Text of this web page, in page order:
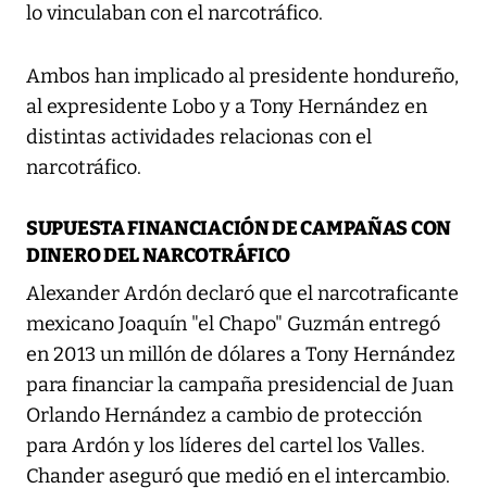
lo vinculaban con el narcotráfico.
Ambos han implicado al presidente hondureño,
al expresidente Lobo y a Tony Hernández en
distintas actividades relacionas con el
narcotráfico.
SUPUESTA FINANCIACIÓN DE CAMPAÑAS CON
DINERO DEL NARCOTRÁFICO
Alexander Ardón declaró que el narcotraficante
mexicano Joaquín "el Chapo" Guzmán entregó
en 2013 un millón de dólares a Tony Hernández
para financiar la campaña presidencial de Juan
Orlando Hernández a cambio de protección
para Ardón y los líderes del cartel los Valles.
Chander aseguró que medió en el intercambio.